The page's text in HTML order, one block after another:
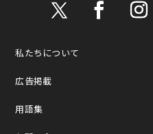
私たちについて
広告掲載
用語集